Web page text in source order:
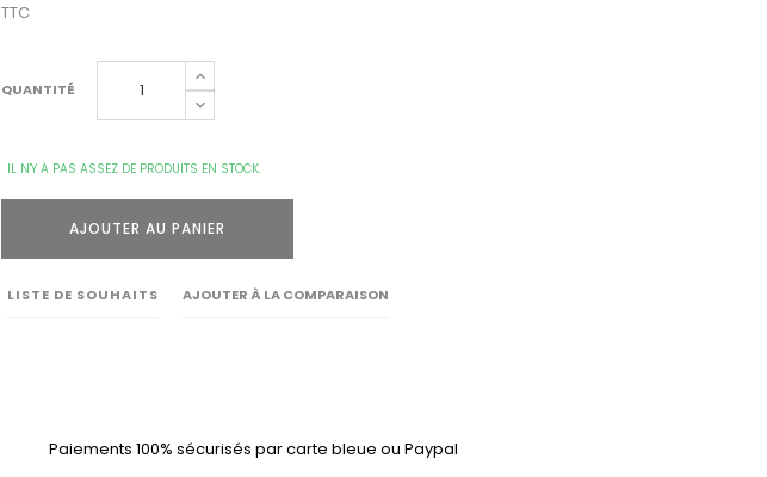
TTC
QUANTITÉ
IL N'Y A PAS ASSEZ DE PRODUITS EN STOCK.
AJOUTER AU PANIER
LISTE DE SOUHAITS AJOUTER À LA COMPARAISON
Paiements 100% sécurisés par carte bleue ou Paypal